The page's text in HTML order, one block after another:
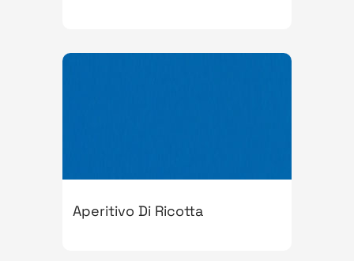
Aperitivo Di Ricotta